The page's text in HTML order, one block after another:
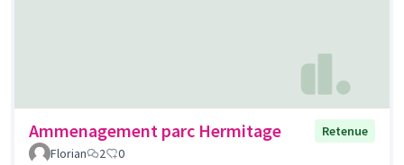
Ammenagement parc Hermitage
Retenue
Florian
2 0